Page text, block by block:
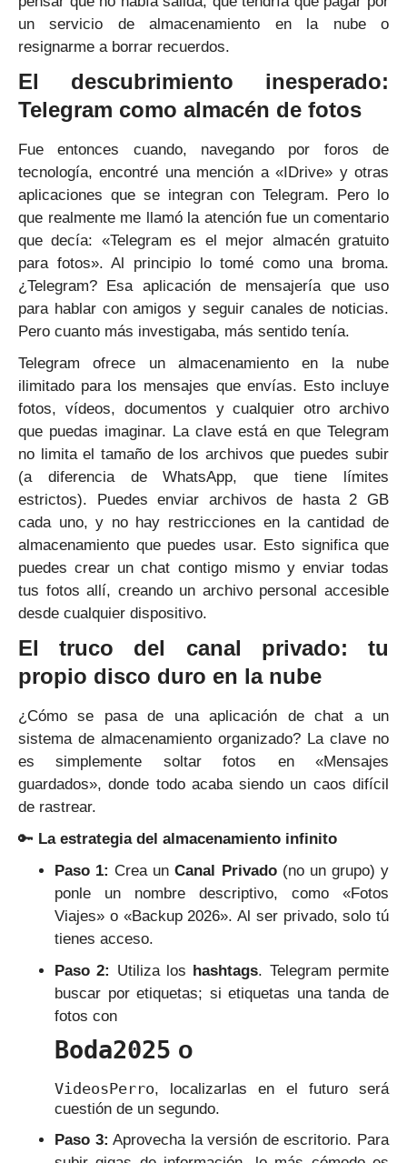
un servicio de almacenamiento en la nube o
resignarme a borrar recuerdos.
El descubrimiento inesperado:
Telegram como almacén de fotos
Fue entonces cuando, navegando por foros de
tecnología, encontré una mención a «IDrive» y otras
aplicaciones que se integran con Telegram. Pero lo
que realmente me llamó la atención fue un comentario
que decía: «Telegram es el mejor almacén gratuito
para fotos». Al principio lo tomé como una broma.
¿Telegram? Esa aplicación de mensajería que uso
para hablar con amigos y seguir canales de noticias.
Pero cuanto más investigaba, más sentido tenía.
Telegram ofrece un almacenamiento en la nube
ilimitado para los mensajes que envías. Esto incluye
fotos, vídeos, documentos y cualquier otro archivo
que puedas imaginar. La clave está en que Telegram
no limita el tamaño de los archivos que puedes subir
(a diferencia de WhatsApp, que tiene límites
estrictos). Puedes enviar archivos de hasta 2 GB
cada uno, y no hay restricciones en la cantidad de
almacenamiento que puedes usar. Esto significa que
puedes crear un chat contigo mismo y enviar todas
tus fotos allí, creando un archivo personal accesible
desde cualquier dispositivo.
El truco del canal privado: tu
propio disco duro en la nube
¿Cómo se pasa de una aplicación de chat a un
sistema de almacenamiento organizado? La clave no
es simplemente soltar fotos en «Mensajes
guardados», donde todo acaba siendo un caos difícil
de rastrear.
🔑 La estrategia del almacenamiento infinito
Paso 1: Crea unCanal Privado(no un grupo) y
ponle un nombre descriptivo, como «Fotos
Viajes» o «Backup 2026». Al ser privado, solo tú
tienes acceso.
Paso 2: Utiliza los hashtags. Telegram permite
buscar por etiquetas; si etiquetas una tanda de
fotos con
Boda2025 o
VideosPerro, localizarlas en el futuro será
cuestión de un segundo.
Paso 3: Aprovecha la versión de escritorio. Para